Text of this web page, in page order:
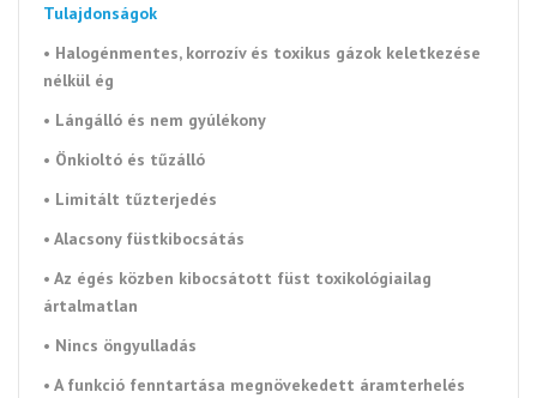
Tulajdonságok
• Halogénmentes, korrozív és toxikus gázok keletkezése
nélkül ég
• Lángálló és nem gyúlékony
• Önkioltó és tűzálló
• Limitált tűzterjedés
• Alacsony füstkibocsátás
• Az égés közben kibocsátott füst toxikológiailag
ártalmatlan
• Nincs öngyulladás
• A funkció fenntartása megnövekedett áramterhelés